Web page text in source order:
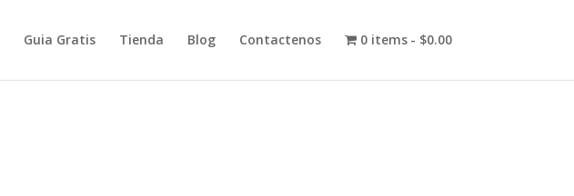
Guia Gratis Tienda Blog Contactenos 0 items $0.00